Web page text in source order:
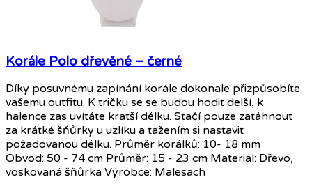
Korále Polo dřevěné – černé
Díky posuvnému zapínání korále dokonale přizpůsobíte
vašemu outfitu. K tričku se se budou hodit delší, k
halence zas uvítáte kratší délku. Stačí pouze zatáhnout
za krátké šňůrky u uzlíku a tažením si nastavit
požadovanou délku. Průměr korálků: 10- 18 mm
Obvod: 50 - 74 cm Průměr: 15 - 23 cm Materiál: Dřevo,
voskovaná šňůrka Výrobce: Malesach